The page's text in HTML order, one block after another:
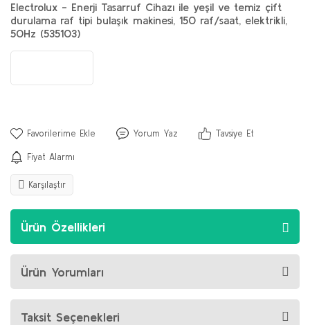
Electrolux - Enerji Tasarruf Cihazı ile yeşil ve temiz çift
durulama raf tipi bulaşık makinesi, 150 raf/saat, elektrikli,
50Hz (535103)
Yorum Yaz Tavsiye Et
Fiyat Alarmı
Karşılaştır
Ürün Özellikleri
Ürün Yorumları
Taksit Seçenekleri